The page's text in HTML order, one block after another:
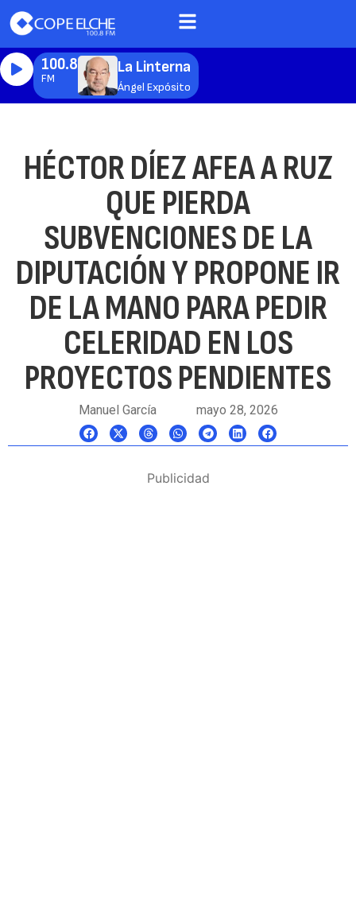
100.8
FM
La Linterna
Ángel Expósito
HÉCTOR DÍEZ AFEA A RUZ
QUE PIERDA
SUBVENCIONES DE LA
DIPUTACIÓN Y PROPONE IR
DE LA MANO PARA PEDIR
CELERIDAD EN LOS
PROYECTOS PENDIENTES
Manuel García mayo 28, 2026
Publicidad